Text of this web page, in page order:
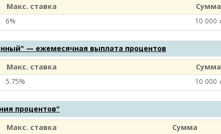
Макс. ставка Сумма
6% 10 000
— ежемесячная выплата процентов
Макс. ставка Сумма
5.75% 10 000
процентов"
Макс. ставка Сумма